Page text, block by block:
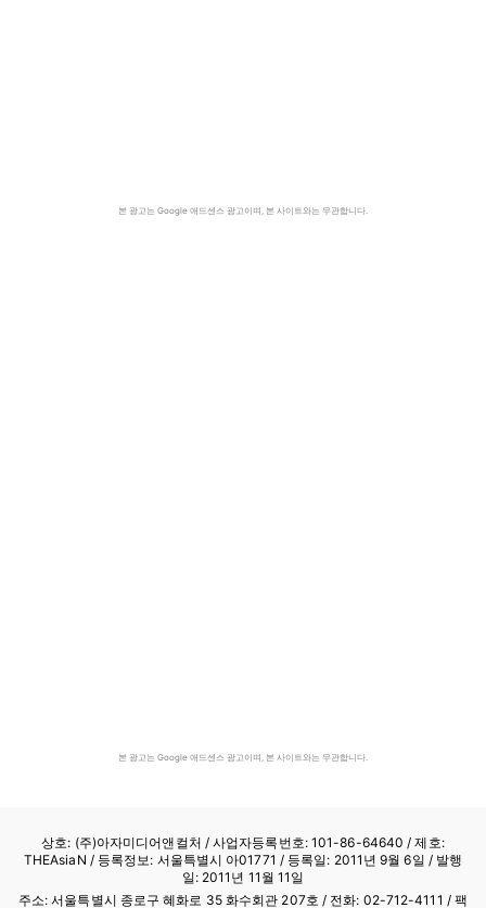
본 광고는 Google 애드센스 광고이며, 본 사이트와는 무관합니다.
본 광고는 Google 애드센스 광고이며, 본 사이트와는 무관합니다.
상호: (주)아자미디어앤컬처 /사업자등록번호: 101-86-64640 / 제호:
THEAsiaN / 등록정보: 서울특별시 아01771 / 등록일: 2011년 9월 6일 / 발행
일: 2011년 11월 11일
주소: 서울특별시 종로구 혜화로 35 화수회관 207호 / 전화: 02-712-4111 / 팩